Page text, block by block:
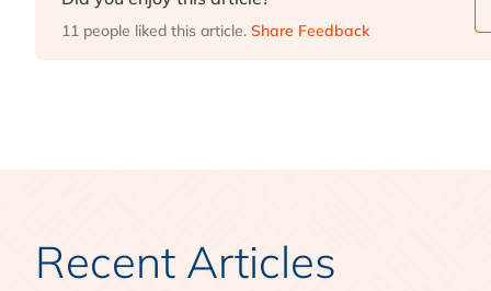
11 people liked this article. Share Feedback
Recent Articles